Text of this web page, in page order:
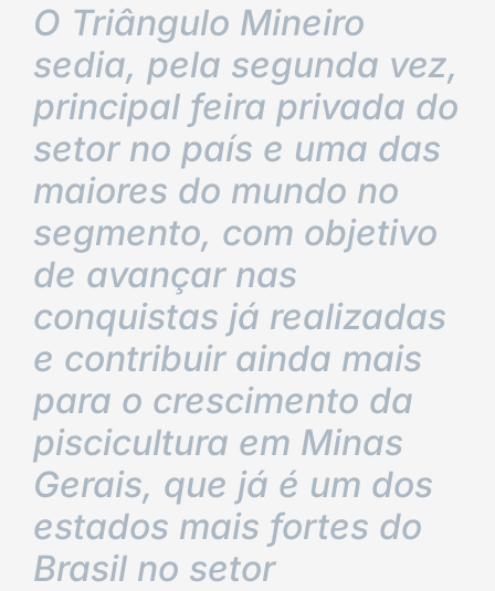
O Triângulo Mineiro
sedia, pela segunda vez,
principal feira privada do
setor no país e uma das
maiores do mundo no
segmento, com objetivo
de avançar nas
conquistas já realizadas
e contribuir ainda mais
para o crescimento da
piscicultura em Minas
Gerais, que já é um dos
estados mais fortes do
Brasil no setor